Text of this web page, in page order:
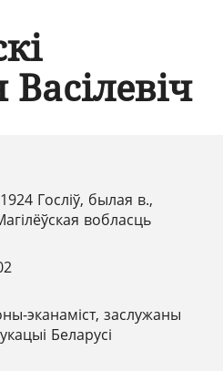
Госліў, былая в.,
вобласць
эканаміст, заслужаны
Беларусі